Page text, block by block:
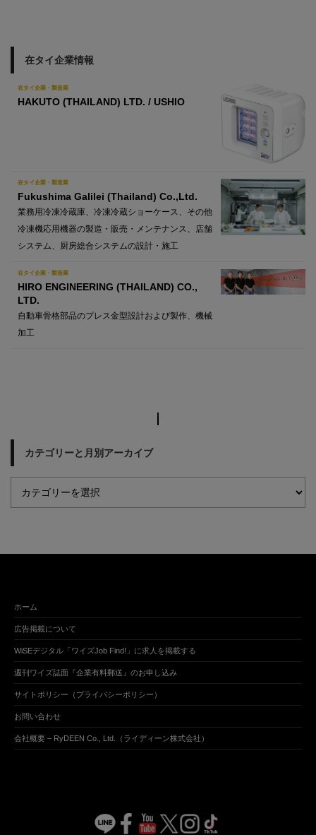
在タイ企業情報
在タイ企業・製造業
HAKUTO (THAILAND) LTD. / USHIO
在タイ企業・製造業
Fukushima Galilei (Thailand) Co.,Ltd.
業務用冷凍冷蔵庫、冷凍冷蔵ショーケース、その他
冷凍機応用機器の製造・販売・メンテナンス、店舗
システム、厨房総合システムの設計・施工
在タイ企業・製造業
HIRO ENGINEERING (THAILAND) CO.,
LTD.
自動車骨格部品のプレス金型設計および製作、機械
加工
カテゴリーと月別アーカイブ
ホーム
広告掲載について
WiSEデジタル「ワイズJob Find!」に求人を掲載する
週刊ワイズ誌面『企業有料郵送』のお申し込み
サイトポリシー（プライバシーポリシー）
お問い合わせ
会社概要 – RyDEEN Co., Ltd.（ライディーン株式会社）